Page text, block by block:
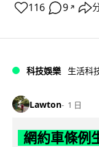
116 9 ↗
科技娛樂 生活科
Lawton 1 日
網約車條例